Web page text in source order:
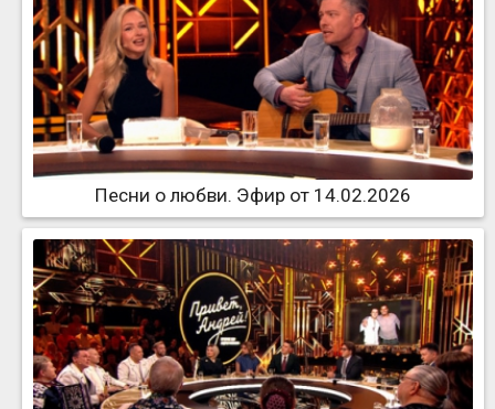
Песни о любви. Эфир от 14.02.2026